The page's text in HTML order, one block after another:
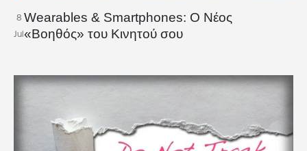
8
Jul
Wearables & Smartphones: Ο Νέος
«Βοηθός» του Κινητού σου